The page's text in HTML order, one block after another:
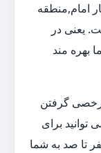
امام,منطقه
یعنی در
بهره مند
گرفتن
برای
تا صد به شما